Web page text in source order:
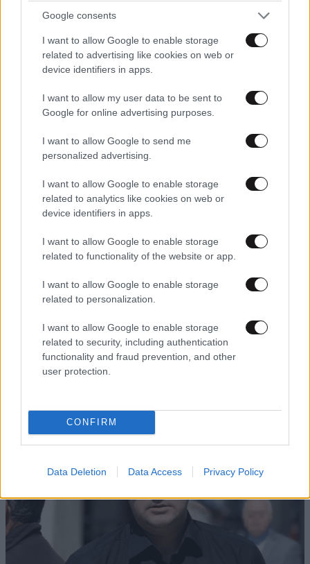
Google consents
I want to allow Google to enable storage
related to advertising like cookies on web or
device identifiers in apps.
I want to allow my user data to be sent to
Google for online advertising purposes.
I want to allow Google to send me
personalized advertising.
I want to allow Google to enable storage
related to analytics like cookies on web or
device identifiers in apps.
I want to allow Google to enable storage
related to functionality of the website or app.
I want to allow Google to enable storage
related to personalization.
I want to allow Google to enable storage
related to security, including authentication
functionality and fraud prevention, and other
user protection.
CONFIRM
Data Deletion Data Access Privacy Policy
Βλαδίμηρος Κυριακίδης: «Δεν πιστεύω στον
Θεό, είναι δημιούργημα του ανθρώπου»
LIFESTYLE06·08·2026 12:46
Μαρία Κορινθίου: «Είμαι πιο ευτυχισμένη από